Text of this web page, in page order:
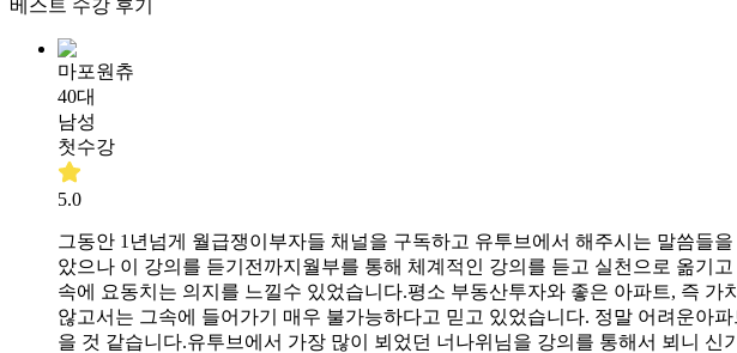
베스트 수강 후기
마포원츄
40대
남성
첫수강
5.0
그동안 1년넘게 월급쟁이부자들 채널을 구독하고 유투브에서 해주시는 말씀들
았으나 이 강의를 듣기전까지월부를 통해 체계적인 강의를 듣고 실천으로 옮기
속에 요동치는 의지를 느낄수 있었습니다.평소 부동산투자와 좋은 아파트, 즉
않고서는 그속에 들어가기 매우 불가능하다고 믿고 있었습니다. 정말 어려운아
을 것 같습니다.유투브에서 가장 많이 뵈었던 너나위님을 강의를 통해서 뵈니